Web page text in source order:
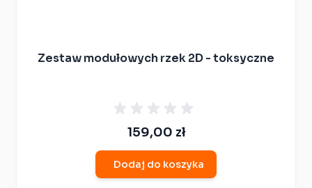
Zestaw modułowych rzek 2D - toksyczne
159,00 zł
Dodaj do koszyka